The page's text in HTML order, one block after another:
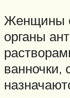
Женщины
органы
ванночки,